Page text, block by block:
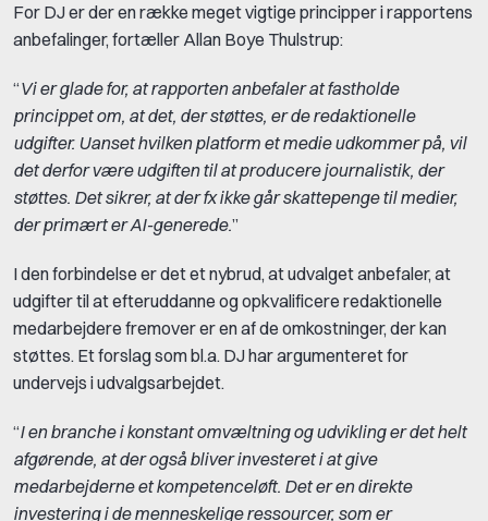
For DJ er der en række meget vigtige principper i rapportens
anbefalinger, fortæller Allan Boye Thulstrup:
“Vi er glade for, at rapporten anbefaler at fastholde
princippet om, at det, der støttes, er de redaktionelle
udgifter. Uanset hvilken platform et medie udkommer på, vil
det derfor være udgiften til at producere journalistik, der
støttes. Det sikrer, at der fx ikke går skattepenge til medier,
der primært er AI-generede.”
I den forbindelse er det et nybrud, at udvalget anbefaler, at
udgifter til at efteruddanne og opkvalificere redaktionelle
medarbejdere fremover er en af de omkostninger, der kan
støttes. Et forslag som bl.a. DJ har argumenteret for
undervejs i udvalgsarbejdet.
“I en branche i konstant omvæltning og udvikling er det helt
afgørende, at der også bliver investeret i at give
medarbejderne et kompetenceløft. Det er en direkte
investering i de menneskelige ressourcer, som er